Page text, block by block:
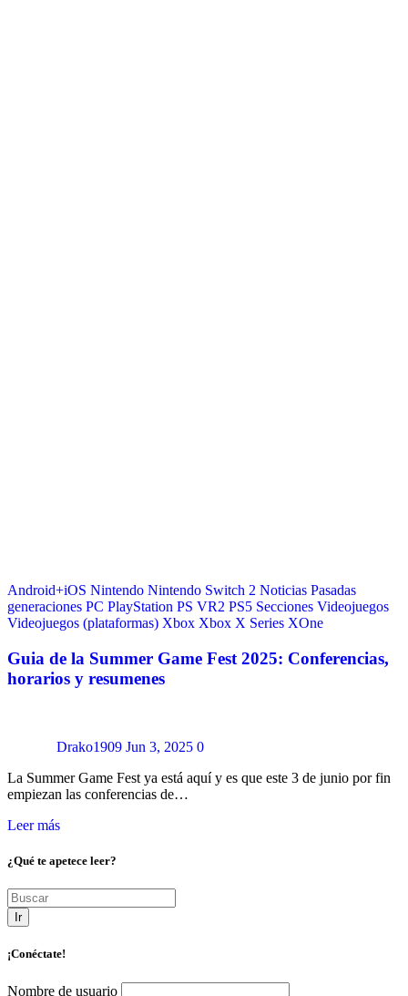
Android+iOS Nintendo Nintendo Switch 2 Noticias Pasadas
generaciones PC PlayStation PS VR2 PS5 Secciones Videojuegos
Videojuegos (plataformas) Xbox Xbox X Series XOne
Guia de la Summer Game Fest 2025: Conferencias,
horarios y resumenes
Drako1909 Jun 3, 2025 0
La Summer Game Fest ya está aquí y es que este 3 de junio por fin
empiezan las conferencias de…
Leer más
¿Qué te apetece leer?
Ir
¡Conéctate!
Nombre de usuario